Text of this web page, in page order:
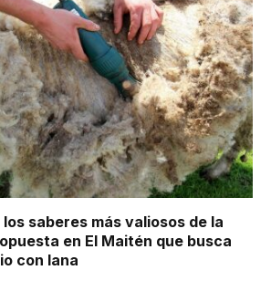
saberes más valiosos de la
en El Maitén que busca
con lana